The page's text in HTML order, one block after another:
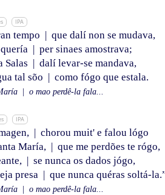
IPA
tempo | que dalí non se mudava,
| per sinaes amostrava;
Salas | dalí levar-se mandava,
tal sõo | como fógo que estala.
o mao perdê-la fala...
IPA
| chorou muit' e falou lógo
María, | que me perdões te rógo,
| se nunca os dados jógo,
presa | que nunca quéras soltá-
o mao perdê-la fala...